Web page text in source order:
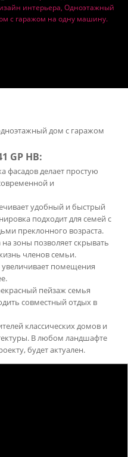
дом с гаражом
GP HB:
фасадов делает простую
и
удобный и быстрый
подходит для семей с
преклонного возраста.
зоны позволяет скрывать
членов семьи.
увеличивает помещения
пейзаж семья
совместный отдых в
классических домов и
В любом ландшафте
будет актуален.